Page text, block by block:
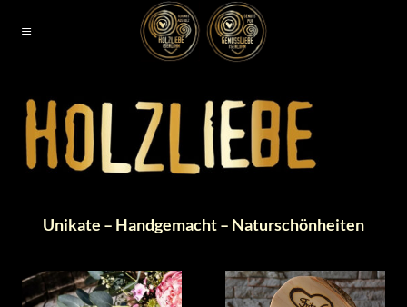
Inhalt
Unikate – Handgemacht – Naturschönheiten